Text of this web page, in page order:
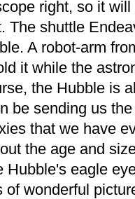
right, so it
The shuttle
A robot-arm
it while the
the Hubble is
be sending us
that we have
the age and
Hubble's eagle
of wonderful